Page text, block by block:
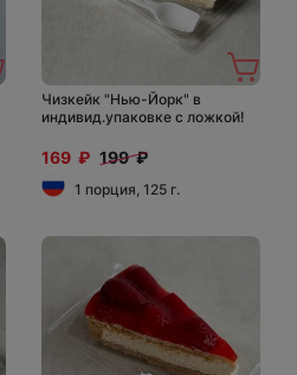
Чизкейк "Нью-Йорк" в
индивид.упаковке с ложкой!
169 ₽ 199 ₽
1 порция, 125 г.